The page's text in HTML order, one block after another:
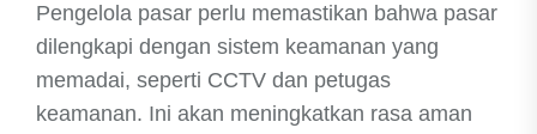
Pengelola pasar perlu memastikan bahwa pasar
dilengkapi dengan sistem keamanan yang
memadai, seperti CCTV dan petugas
keamanan. Ini akan meningkatkan rasa aman